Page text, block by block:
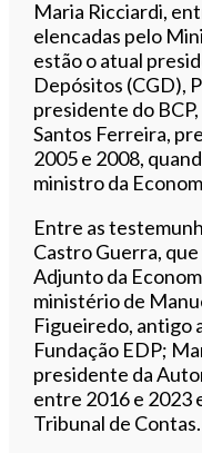
Maria Ricciardi,
elencadas pelo
estão o atual
Depósitos (CGD),
presidente do
Santos Ferreira,
2005 e 2008,
ministro da
Entre as
Castro Guerra,
Adjunto da
ministério de
Figueiredo, antigo
Fundação EDP;
presidente da
entre 2016 e 2023
Tribunal de Contas.